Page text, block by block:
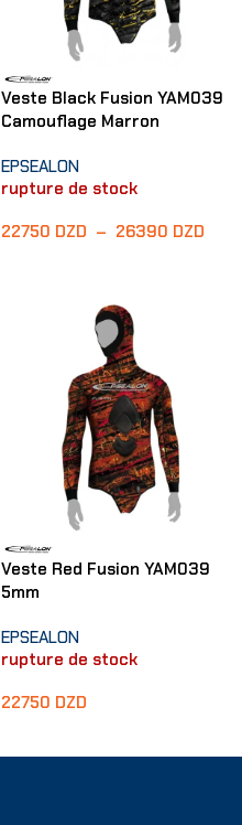
Veste Black Fusion YAM039
Camouflage Marron
EPSEALON
rupture de stock
22750 DZD – 26390 DZD
Veste Red Fusion YAM039
5mm
EPSEALON
rupture de stock
22750 DZD